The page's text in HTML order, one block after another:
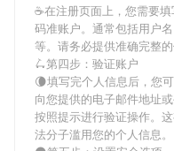
☕在注册页面上，您需要
码准账户。通常包括用户
等。请务必提供准确完整
🛴第四步：验证账户
🌘填写完个人信息后，您
向您提供的电子邮件地址
按照提示进行验证操作。
法分子滥用您的个人信息。